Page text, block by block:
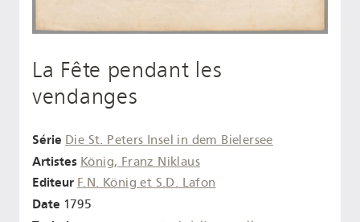
La Fête pendant les
vendanges
Série Die St. Peters Insel in dem Bielersee
Artistes König, Franz Niklaus
Editeur F.N. König et S.D. Lafon
Date 1795